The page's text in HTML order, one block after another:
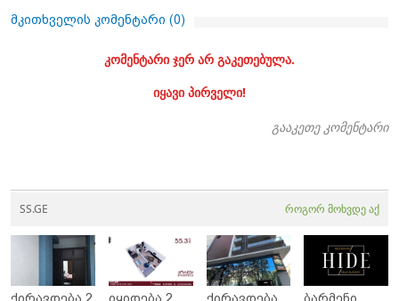
მკითხველის კომენტარი (0)
კომენტარი ჯერ არ გაკეთებულა.
იყავი პირველი!
გააკეთე კომენტარი
SS.GE როგორ მოხვდე აქ
ქირავდება 2
იყიდება 2
ქირავდება
ბარმენი